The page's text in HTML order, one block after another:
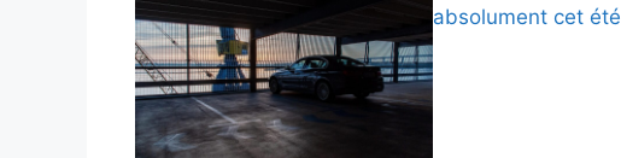
absolument cet été